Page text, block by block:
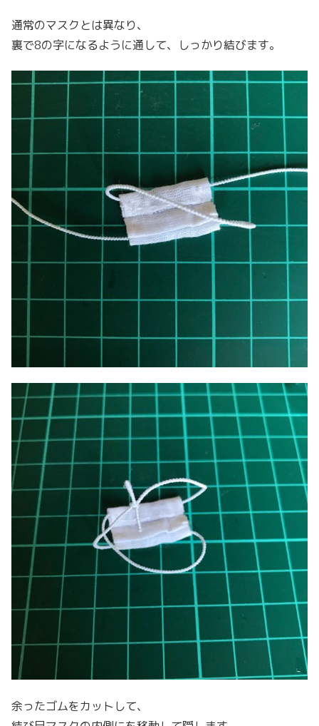
通常のマスクとは異なり、
裏で8の字になるように通して、しっかり結びます。
余ったゴムをカットして、